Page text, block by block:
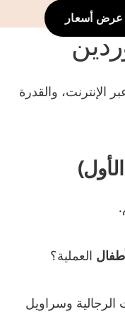
أسعار
الإنترنت، والقدرة
العملية؟
وسراويل